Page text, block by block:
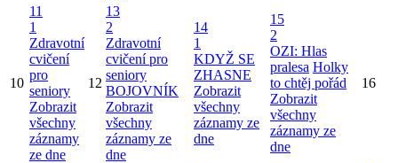
10
11
1
Zdravotní
cvičení
pro
seniory
Zobrazit
všechny
záznamy
ze dne
12
13
2
Zdravotní
cvičení pro
seniory
BOJOVNÍK
Zobrazit
všechny
záznamy ze
dne
14
1
KDYŽ SE
ZHASNE
Zobrazit
všechny
záznamy ze
dne
15
2
OZI: Hlas
pralesa Holky
to chtěj pořád
Zobrazit
všechny
záznamy ze
dne
16